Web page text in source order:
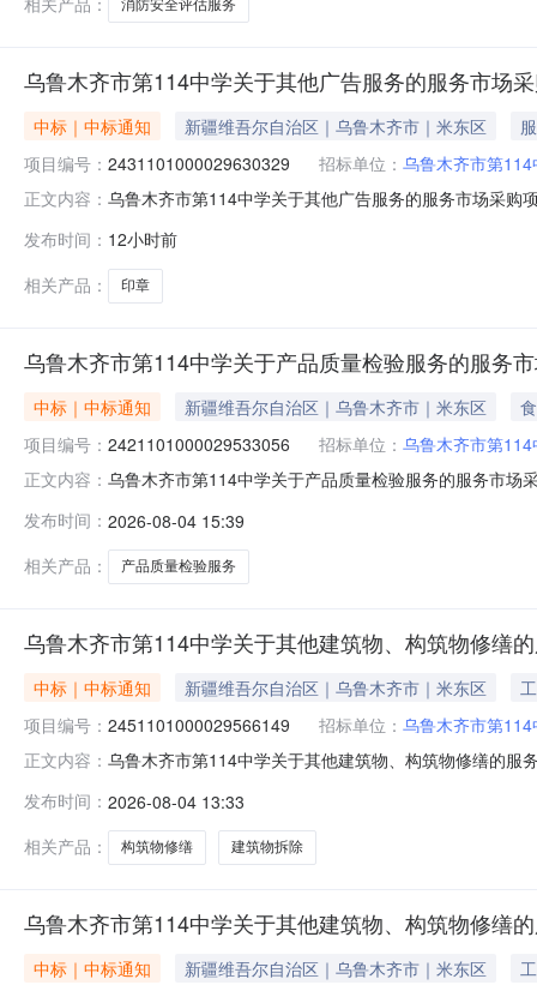
消防安全评估服务
乌鲁木齐市第114中学关于其他广告服务的服务市场
中标｜中标通知 新疆维吾尔自治区｜乌鲁木齐市｜米东区
项目编号： 2431101000029630329 招标单位： 乌鲁木齐市第114
正文内容： 乌鲁木齐市第114中学关于其他广告服务的服务市场采
码:650109项目所在行政区划名称:新疆维吾尔自治区乌
发布时间： 12小时前
相关产品：
印章
乌鲁木齐市第114中学关于产品质量检验服务的服务
中标｜中标通知 新疆维吾尔自治区｜乌鲁木齐市｜米东区
项目编号： 2421101000029533056 招标单位： 乌鲁木齐市第114
正文内容： 乌鲁木齐市第114中学关于产品质量检验服务的服务市
区划编码:650109项目所在行政区划名称:新疆维吾尔自
发布时间： 2026-08-04 15:39
相关产品：
产品质量检验服务
乌鲁木齐市第114中学关于其他建筑物、构筑物修缮
中标｜中标通知 新疆维吾尔自治区｜乌鲁木齐市｜米东区
项目编号： 2451101000029566149 招标单位： 乌鲁木齐市第114
正文内容： 乌鲁木齐市第114中学关于其他建筑物、构筑物修缮的
项目所在行政区划编码:650109项目所在行政区划名称:
发布时间： 2026-08-04 13:33
相关产品：
构筑物修缮 建筑物拆除
乌鲁木齐市第114中学关于其他建筑物、构筑物修缮
中标｜中标通知 新疆维吾尔自治区｜乌鲁木齐市｜米东区